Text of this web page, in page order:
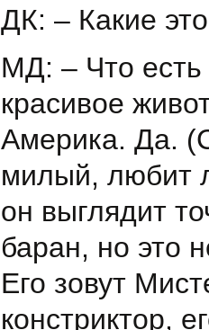
ДК: – Какие
МД: – Что есть
красивое
Америка. Да.
милый, любит
он выглядит
баран, но это
Его зовут
констриктор,